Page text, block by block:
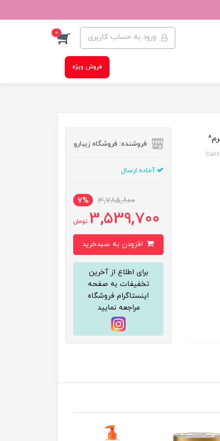
ورود به حساب کاربری 0
فروش ویژه
فروشنده: فروشگاه زیبارو
آماده ارسال
3,785,800
7%
3,539,700 تومان
برای اطلاع از آخرین
تخفیفات به صفحه
اینستاگرام فروشگاه
مراجعه نمایید